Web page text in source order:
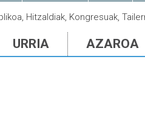
Hitzaldiak, Kongresuak,
URRIA AZAROA